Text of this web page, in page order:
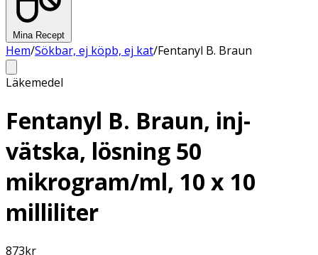
Mina Recept
Hem/Sökbar, ej köpb, ej kat/Fentanyl B. Braun
Läkemedel
Fentanyl B. Braun, inj-
vätska, lösning 50
mikrogram/ml, 10 x 10
milliliter
873kr